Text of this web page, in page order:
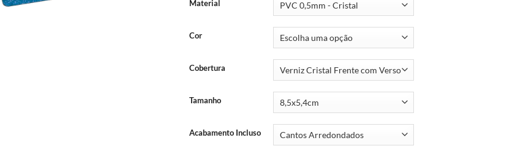
Material
Cor
Cobertura
Tamanho
Acabamento Incluso